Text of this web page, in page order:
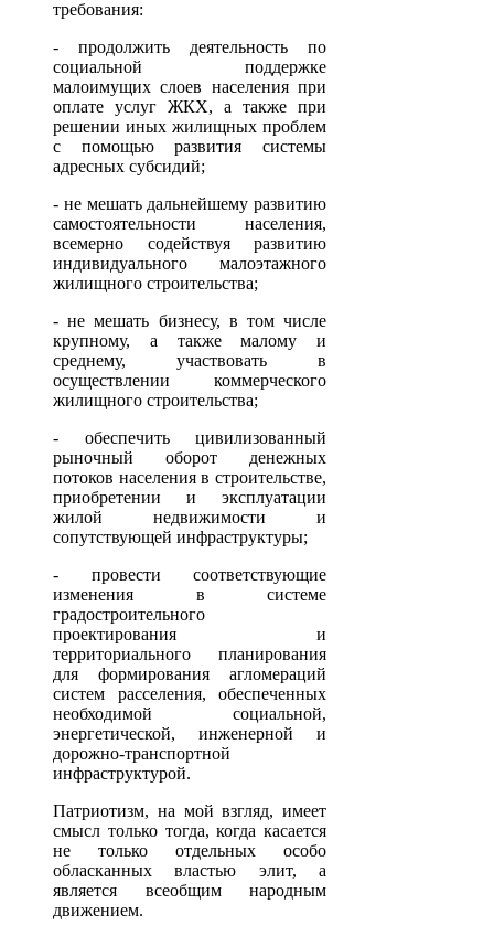
требования:
- продолжить деятельность по
социальной поддержке
малоимущих слоев населения при
оплате услуг ЖКХ, а также при
решении иных жилищных проблем
с помощью развития системы
адресных субсидий;
- не мешать дальнейшему развитию
самостоятельности населения,
всемерно содействуя развитию
индивидуального малоэтажного
жилищного строительства;
- не мешать бизнесу, в том числе
крупному, а также малому и
среднему, участвовать в
осуществлении коммерческого
жилищного строительства;
- обеспечить цивилизованный
рыночный оборот денежных
потоков населения в строительстве,
приобретении и эксплуатации
жилой недвижимости и
сопутствующей инфраструктуры;
- провести соответствующие
изменения в системе
градостроительного
проектирования и
территориального планирования
для формирования агломераций
систем расселения, обеспеченных
необходимой социальной,
энергетической, инженерной и
дорожно-транспортной
инфраструктурой.
Патриотизм, на мой взгляд, имеет
смысл только тогда, когда касается
не только отдельных особо
обласканных властью элит, а
является всеобщим народным
движением.